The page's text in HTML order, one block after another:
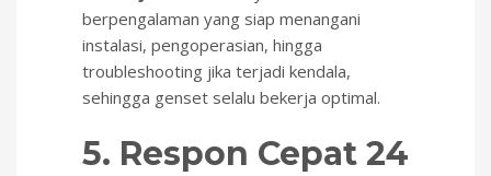
berpengalaman yang siap menangani
instalasi, pengoperasian, hingga
troubleshooting jika terjadi kendala,
sehingga genset selalu bekerja optimal.
5. Respon Cepat 24